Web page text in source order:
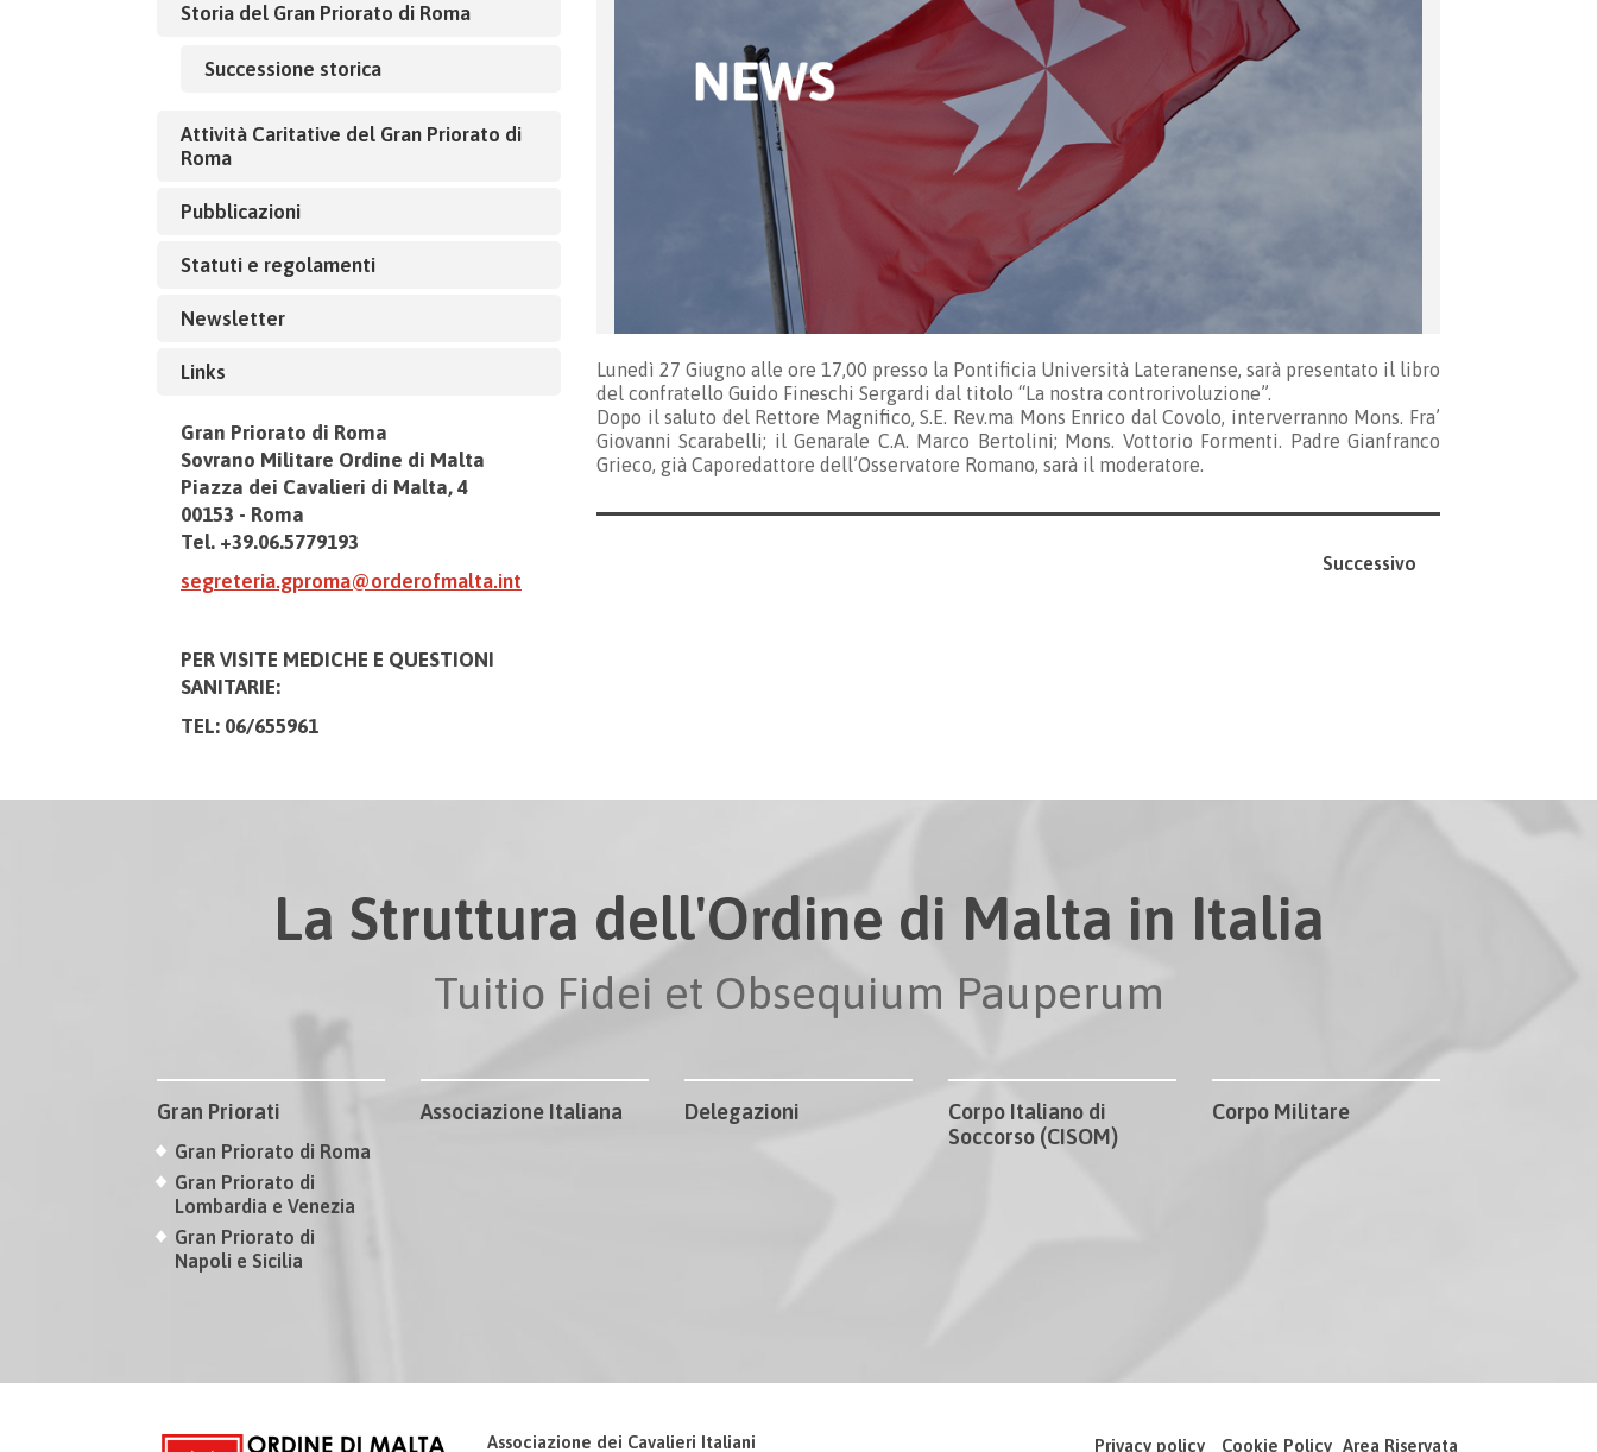
Storia del Gran Priorato di Roma
Successione storica
Attività Caritative del Gran Priorato di
Roma
Pubblicazioni
Statuti e regolamenti
Newsletter
Links
Gran Priorato di Roma
Sovrano Militare Ordine di Malta
Piazza dei Cavalieri di Malta, 4
00153 - Roma
Tel. +39.06.5779193
segreteria.gproma@orderofmalta.int
PER VISITE MEDICHE E QUESTIONI
SANITARIE:
TEL: 06/655961
Lunedì 27 Giugno alle ore 17,00 presso la Pontificia Università Lateranense, sarà presentato il libro
del confratello Guido Fineschi Sergardi dal titolo “La nostra controrivoluzione”.
Dopo il saluto del Rettore Magnifico, S.E. Rev.ma Mons Enrico dal Covolo, interverranno Mons. Fra’
Giovanni Scarabelli; il Genarale C.A. Marco Bertolini; Mons. Vottorio Formenti. Padre Gianfranco
Grieco, già Caporedattore dell’Osservatore Romano, sarà il moderatore.
Successivo
La Struttura dell'Ordine di Malta in Italia
Tuitio Fidei et Obsequium Pauperum
Gran Priorati
Gran Priorato di Roma
Gran Priorato di
Lombardia e Venezia
Gran Priorato di
Napoli e Sicilia
Associazione Italiana Delegazioni
Corpo Italiano di
Soccorso (CISOM)
Corpo Militare
Associazione dei Cavalieri Italiani Privacy policy Cookie Policy Area Riservata